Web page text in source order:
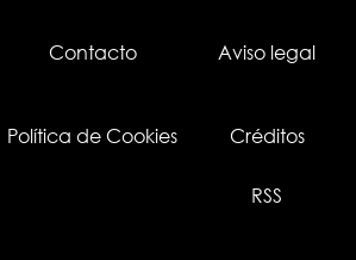
Contacto Aviso legal
Política de Cookies Créditos
RSS